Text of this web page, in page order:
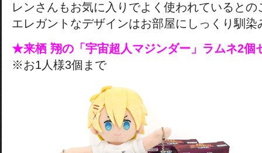
レンさんもお気に入りでよく使われているとの
エレガントなデザインはお部屋にしっくり馴染
★来栖 翔の「宇宙超人マジンダー」ラムネ2個
※お1人様3個まで